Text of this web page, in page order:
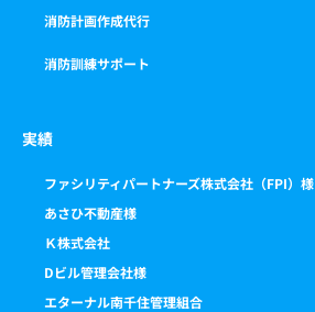
消防計画作成代行
消防訓練サポート
実績
ファシリティパートナーズ株式会社（FPI）様
あさひ不動産様
Ｋ株式会社
Dビル管理会社様
エターナル南千住管理組合